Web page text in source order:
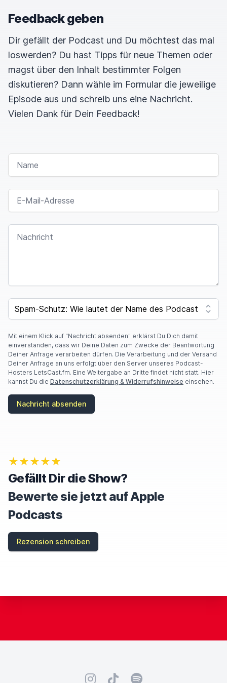
Feedback geben
Dir gefällt der Podcast und Du möchtest das mal
loswerden? Du hast Tipps für neue Themen oder
magst über den Inhalt bestimmter Folgen
diskutieren? Dann wähle im Formular die jeweilige
Episode aus und schreib uns eine Nachricht.
Vielen Dank für Dein Feedback!
NAME
E-MAIL-ADRESSE
NACHRICHT
SPAM CAPTCHA
Mit einem Klick auf "Nachricht absenden" erklärst Du Dich damit
einverstanden, dass wir Deine Daten zum Zwecke der Beantwortung
Deiner Anfrage verarbeiten dürfen. Die Verarbeitung und der Versand
Deiner Anfrage an uns erfolgt über den Server unseres Podcast-
Hosters LetsCast.fm. Eine Weitergabe an Dritte findet nicht statt. Hier
kannst Du die Datenschutzerklärung & Widerrufshinweise einsehen.
Nachricht absenden
★★★★★
Gefällt Dir die Show?
Bewerte sie jetzt auf Apple
Podcasts
Rezension schreiben
InstagramTikTokSpotify